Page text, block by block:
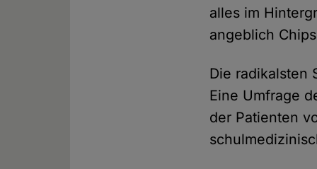
alles im
angeblich
Die radikalsten
Eine Umfrage
der Patienten